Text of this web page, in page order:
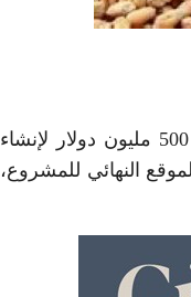
تخطط شركة “بلومبرج جرين” الأميركية (Blumberg Grain) لضخ استثمارات تقديرية تصل إلى 500 مليون دولار لإنشاء
النهائي للمشروع،